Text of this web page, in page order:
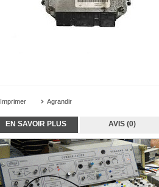
Imprimer Agrandir
EN SAVOIR PLUS AVIS (0)